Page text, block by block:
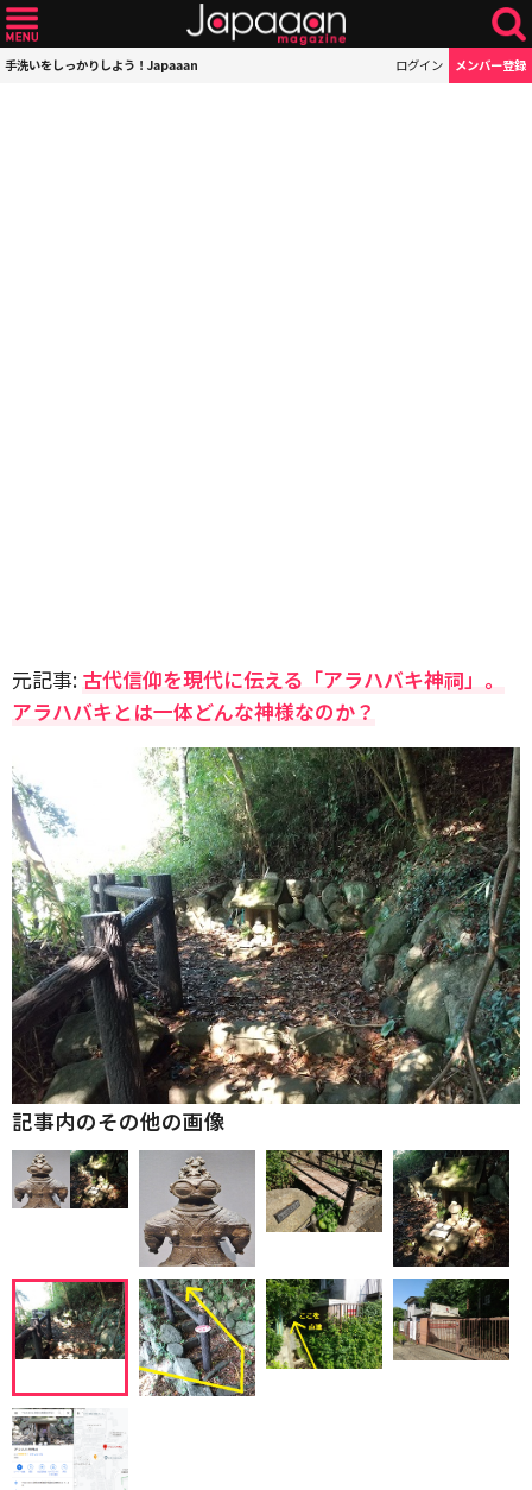
手洗いをしっかりしよう！Japaaan ログイン メンバー登録
元記事: 古代信仰を現代に伝える「アラハバキ神祠」。
アラハバキとは一体どんな神様なのか？
記事内のその他の画像